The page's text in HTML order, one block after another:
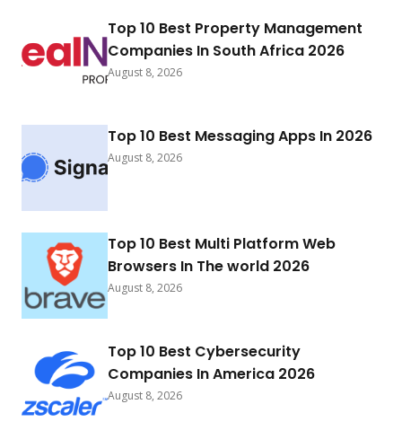
Top 10 Best Property Management
Companies In South Africa 2026
August 8, 2026
Top 10 Best Messaging Apps In 2026
August 8, 2026
Top 10 Best Multi Platform Web
Browsers In The world 2026
August 8, 2026
Top 10 Best Cybersecurity
Companies In America 2026
August 8, 2026